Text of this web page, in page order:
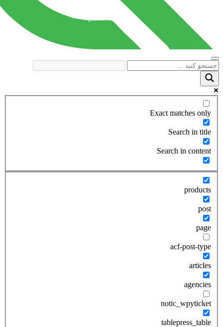
Exact matches only
Search in title
Search in content
products
post
page
acf-post-type
articles
agencies
notic_wpyticket
tablepress_table